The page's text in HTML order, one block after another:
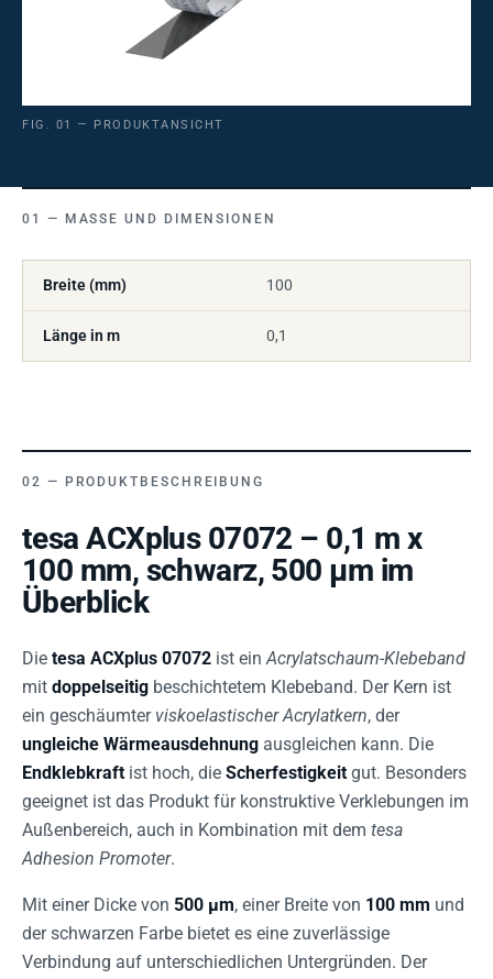
FIG. 01 — PRODUKTANSICHT
MASSE UND DIMENSIONEN
Breite (mm) 100
Länge in m 0,1
PRODUKTBESCHREIBUNG
tesa ACXplus 07072 – 0,1 m x
100 mm, schwarz, 500 µm im
Überblick
Die tesa ACXplus 07072 ist einAcrylatschaum-Klebeband
mit doppelseitig beschichtetem Klebeband. Der Kern ist
ein geschäumter viskoelastischer Acrylatkern, der
ungleiche Wärmeausdehnung ausgleichen kann. Die
Endklebkraft ist hoch, die Scherfestigkeit gut. Besonders
geeignet ist das Produkt für konstruktive Verklebungen im
Außenbereich, auch in Kombination mit dem tesa
Adhesion Promoter.
Mit einer Dicke von 500 µm, einer Breite von 100 mm und
der schwarzen Farbe bietet es eine zuverlässige
Verbindung auf unterschiedlichen Untergründen. Der